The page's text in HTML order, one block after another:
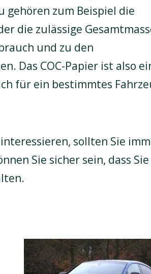
gehören zum Beispiel die
die zulässige
und zu den
Das COC-Papier ist also
für ein bestimmtes
sollten Sie
Sie sicher sein, dass